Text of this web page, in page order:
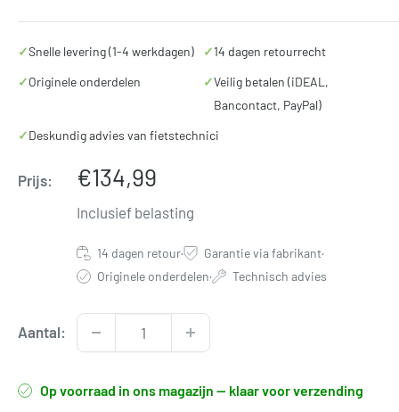
✓Snelle levering (1-4 werkdagen) ✓14 dagen retourrecht
✓Originele onderdelen ✓Veilig betalen (iDEAL,
Bancontact, PayPal)
✓Deskundig advies van fietstechnici
Prijs: Verkoopprijs
€134,99
Inclusief belasting
14 dagen retour· Garantie via fabrikant·
Originele onderdelen· Technisch advies
Aantal:
Op voorraad in ons magazijn — klaar voor verzending